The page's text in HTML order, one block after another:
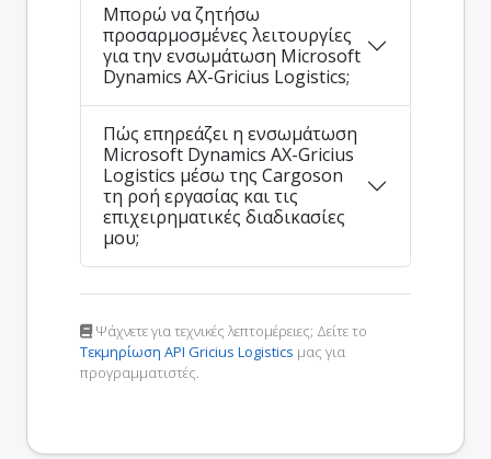
Μπορώ να ζητήσω
προσαρμοσμένες λειτουργίες
για την ενσωμάτωση Microsoft
Dynamics AX-Gricius Logistics;
Πώς επηρεάζει η ενσωμάτωση
Microsoft Dynamics AX-Gricius
Logistics μέσω της Cargoson
τη ροή εργασίας και τις
επιχειρηματικές διαδικασίες
μου;
Ψάχνετε για τεχνικές λεπτομέρειες; Δείτε το
Τεκμηρίωση API Gricius Logistics μας για
προγραμματιστές.